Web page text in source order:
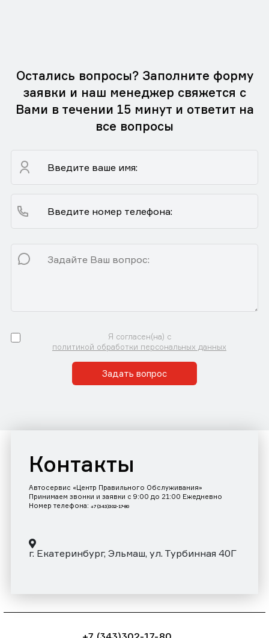
Остались вопросы? Заполните форму
заявки и наш менеджер свяжется с
Вами в течении 15 минут и ответит на
все вопросы
Я согласен(на) с
политикой обработки персональных данных
Задать вопрос
Контакты
Автосервис «Центр Правильного Обслуживания»
Принимаем звонки и заявки с 9:00 до 21:00 Ежедневно
Номер телефона: +7 (343)302-17-80
г. Екатеринбург, Эльмаш, ул. Турбинная 40Г